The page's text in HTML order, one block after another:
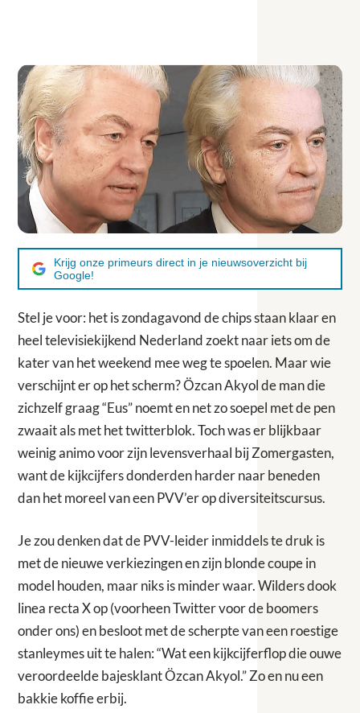
Krijg onze primeurs direct in je nieuwsoverzicht bij
Google!
Stel je voor: het is zondagavond de chips staan klaar en
heel televisiekijkend Nederland zoekt naar iets om de
kater van het weekend mee weg te spoelen. Maar wie
verschijnt er op het scherm? Özcan Akyol de man die
zichzelf graag “Eus” noemt en net zo soepel met de pen
zwaait als met het twitterblok. Toch was er blijkbaar
weinig animo voor zijn levensverhaal bij Zomergasten,
want de kijkcijfers donderden harder naar beneden
dan het moreel van een PVV’er op diversiteitscursus.
Je zou denken dat de PVV-leider inmiddels te druk is
met de nieuwe verkiezingen en zijn blonde coupe in
model houden, maar niks is minder waar. Wilders dook
linea recta X op (voorheen Twitter voor de boomers
onder ons) en besloot met de scherpte van een roestige
stanleymes uit te halen: “Wat een kijkcijferflop die ouwe
veroordeelde bajesklant Özcan Akyol.” Zo en nu een
bakkie koffie erbij.